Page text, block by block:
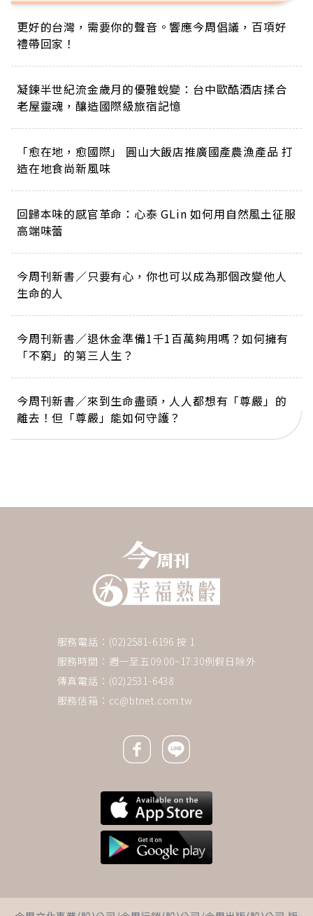
下一則 ＋
更好的台灣，需要你的聲音。響應今周倡議，百項好
禮帶回家！
凝鍊半世紀流金歲月的優雅蛻變：台中歐酷酒店揉合
老屋靈魂，釀造國際級旅宿記憶
「愈在地，愈國際」 圓山大飯店推廣國產農漁產品 打
造在地食尚新風味
回歸本味的感官革命：心泰 GLin 如何用自然風土征服
高端味蕾
今周刊新書／只要有心，你也可以成為那個改變他人
生命的人
今周刊新書／退休金準備1千1百萬夠用嗎？如何擁有
「不窮」的第三人生？
今周刊新書／來到生命盡頭，人人都想有「尊嚴」的
離去！但「尊嚴」能如何守護？
服務電話：(02)2581-6196 按 1
服務時間：週一至五09:00~17:30例假日除外
傳真電話：(02)2531-6438
服務信箱： cc@btnet.com.tw
Facebook icon
Line icon